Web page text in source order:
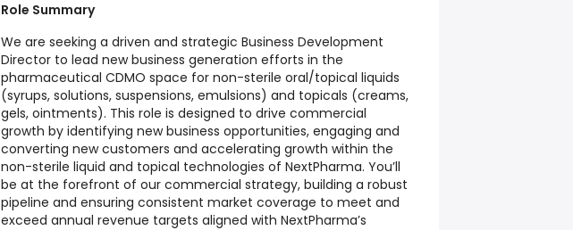
Role Summary
We are seeking a driven and strategic Business Development
Director to lead new business generation efforts in the
pharmaceutical CDMO space for non-sterile oral/topical liquids
(syrups, solutions, suspensions, emulsions) and topicals (creams,
gels, ointments). This role is designed to drive commercial
growth by identifying new business opportunities, engaging and
converting new customers and accelerating growth within the
non-sterile liquid and topical technologies of NextPharma. You’ll
be at the forefront of our commercial strategy, building a robust
pipeline and ensuring consistent market coverage to meet and
exceed annual revenue targets aligned with NextPharma’s